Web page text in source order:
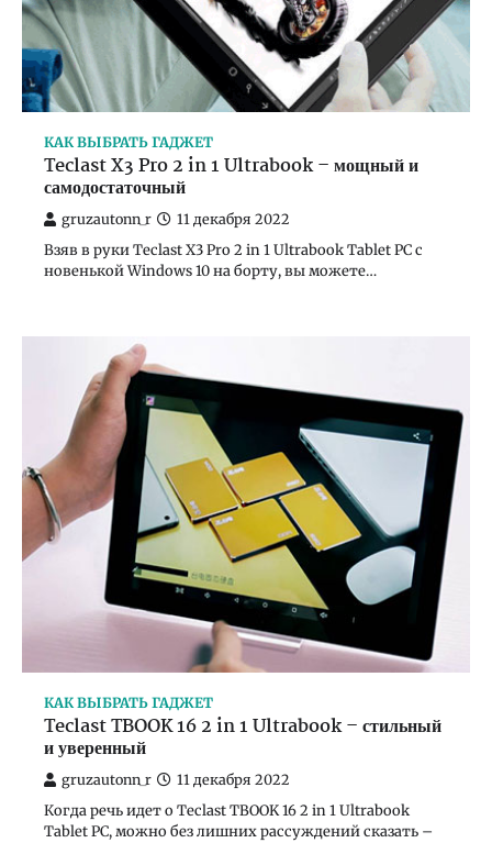
КАК ВЫБРАТЬ ГАДЖЕТ
Teclast X3 Pro 2 in 1 Ultrabook – мощный и
самодостаточный
gruzautonn_r 11 декабря 2022
Взяв в руки Teclast X3 Pro 2 in 1 Ultrabook Tablet PC с
новенькой Windows 10 на борту, вы можете…
КАК ВЫБРАТЬ ГАДЖЕТ
Teclast TBOOK 16 2 in 1 Ultrabook – стильный
и уверенный
gruzautonn_r 11 декабря 2022
Когда речь идет о Teclast TBOOK 16 2 in 1 Ultrabook
Tablet PC, можно без лишних рассуждений сказать –